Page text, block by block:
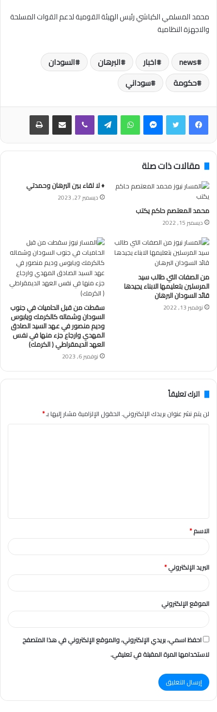
محمد المسلمي الكباشي رئيس الهيئة القومية لدعم القوات المسلحة
والاجهزة النظامية
news اخبار البرهان
السودان
حكومة
سوداني
فيسبوكتويتر ماسنجر واتساب تيلقرام ڤايبر مشاركة عبر البريد طباعة
مقالات ذات صلة
محمد المعتصم حاكم يكتب
ديسمبر 15, 2022
♦ لا لقاء بين البرهان وحمدتي
ديسمبر 27, 2023
من الصفات التي طالب سيد
المرسلين بتعليمها الابناء يجيدها
قائد السودان البرهان
نوفمبر 13, 2022 سقطت من قبل الحاميات في جنوب
السودان وشماله كالكرمك ويابوس
وديم منصور في عهد السيد الصادق
المهدي وارجاع جزء منها في نفس
العهد الديمقراطي ( الكرمك)
نوفمبر 6, 2023
اترك تعليقاً
لن يتم نشر عنوان بريدك الإلكتروني.الحقول الإلزامية مشار إليها بـ*
ق
*
الاسم*
البريد الإلكتروني*
الموقع الإلكتروني
احفظ اسمي، بريدي الإلكتروني، والموقع الإلكتروني في هذا المتصفح
لاستخدامها المرة المقبلة في تعليقي.